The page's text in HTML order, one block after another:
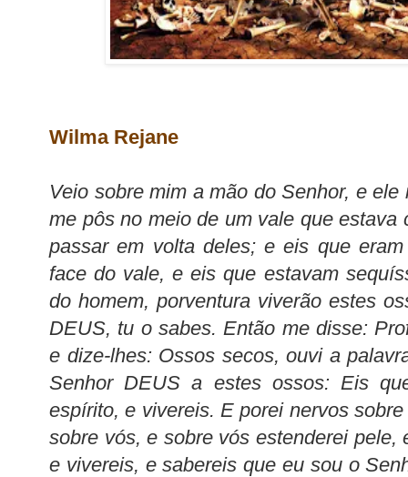
Wilma Rejane
Veio sobre mim a mão do Senhor, e
me pôs no meio de um vale que estava
passar em volta deles; e eis que
face do vale, e eis que estavam
do homem, porventura viverão estes
DEUS, tu o sabes. Então me disse:
e dize-lhes: Ossos secos, ouvi a
Senhor DEUS a estes ossos: Eis
espírito, e vivereis. E porei nervos
sobre vós, e sobre vós estenderei pele,
e vivereis, e sabereis que eu sou o